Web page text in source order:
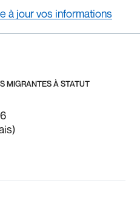
à jour vos informations
MIGRANTES À STATUT